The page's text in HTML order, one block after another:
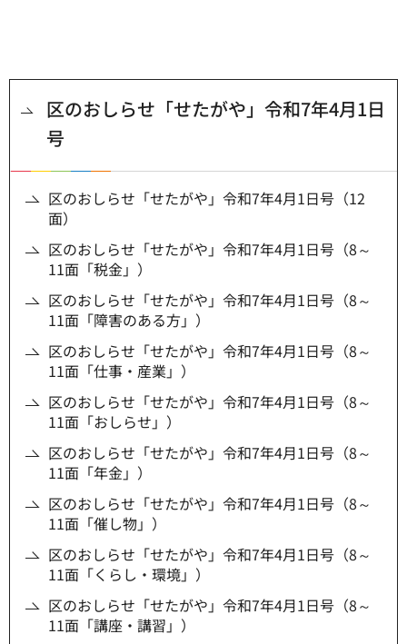
区のおしらせ「せたがや」令和7年4月1日
号
区のおしらせ「せたがや」令和7年4月1日号（12
面）
区のおしらせ「せたがや」令和7年4月1日号（8～
11面「税金」）
区のおしらせ「せたがや」令和7年4月1日号（8～
11面「障害のある方」）
区のおしらせ「せたがや」令和7年4月1日号（8～
11面「仕事・産業」）
区のおしらせ「せたがや」令和7年4月1日号（8～
11面「おしらせ」）
区のおしらせ「せたがや」令和7年4月1日号（8～
11面「年金」）
区のおしらせ「せたがや」令和7年4月1日号（8～
11面「催し物」）
区のおしらせ「せたがや」令和7年4月1日号（8～
11面「くらし・環境」）
区のおしらせ「せたがや」令和7年4月1日号（8～
11面「講座・講習」）